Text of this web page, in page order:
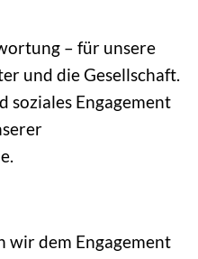
– für unsere
und die Gesellschaft.
soziales Engagement
wir dem Engagement